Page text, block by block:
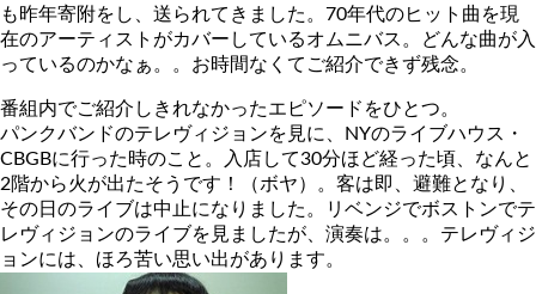
も昨年寄附をし、送られてきました。70年代のヒット曲を現
在のアーティストがカバーしているオムニバス。どんな曲が入
っているのかなぁ。。お時間なくてご紹介できず残念。
番組内でご紹介しきれなかったエピソードをひとつ。
パンクバンドのテレヴィジョンを見に、NYのライブハウス・
CBGBに行った時のこと。入店して30分ほど経った頃、なんと
2階から火が出たそうです！（ボヤ）。客は即、避難となり、
その日のライブは中止になりました。リベンジでボストンでテ
レヴィジョンのライブを見ましたが、演奏は。。。テレヴィジ
ョンには、ほろ苦い思い出があります。